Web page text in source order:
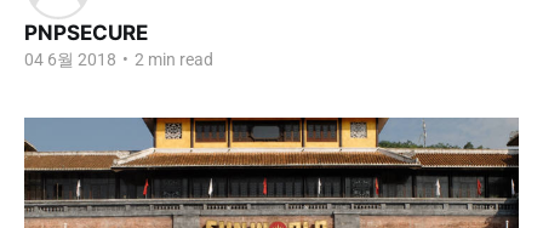
PNPSECURE
04 6월 2018 • 2 min read